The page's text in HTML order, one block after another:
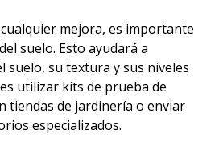
mejora, es importante
suelo. Esto ayudará a
suelo, su textura y sus niveles
utilizar kits de prueba de
tiendas de jardinería o enviar
especializados.